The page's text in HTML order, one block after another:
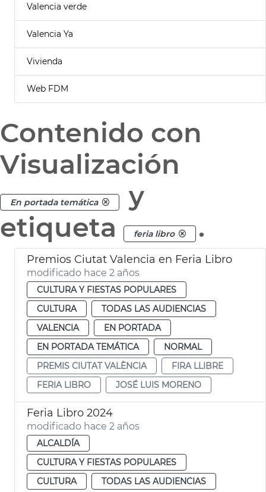
Valencia verde
Valencia Ya
Vivienda
Web FDM
Contenido con
Visualización
En portada temática
y
etiqueta
feria libro .
Premios Ciutat Valencia en Feria Libro
modificado hace 2 años
CULTURA Y FIESTAS POPULARES
CULTURA
TODAS LAS AUDIENCIAS
VALENCIA
EN PORTADA
EN PORTADA TEMÁTICA
NORMAL
PREMIS CIUTAT VALÈNCIA
FIRA LLIBRE
FERIA LIBRO
JOSÉ LUIS MORENO
Feria Libro 2024
modificado hace 2 años
ALCALDÍA
CULTURA Y FIESTAS POPULARES
CULTURA
TODAS LAS AUDIENCIAS